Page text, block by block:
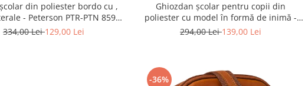
din poliester bordo cu ,
- Peterson PTR-PTN 8594-
1402 BORDO
334,00 Lei129,00 Lei
Ghiozdan școlar pentru copii din
poliester cu model în formă de inimă -
Peterson PTR-PTN BIEDRONKA G54
294,00 Lei139,00 Lei
-36%